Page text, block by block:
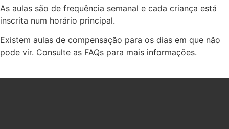
As aulas são de frequência semanal e cada criança está
inscrita num horário principal.
Existem aulas de compensação para os dias em que não
pode vir. Consulte as FAQs para mais informações.